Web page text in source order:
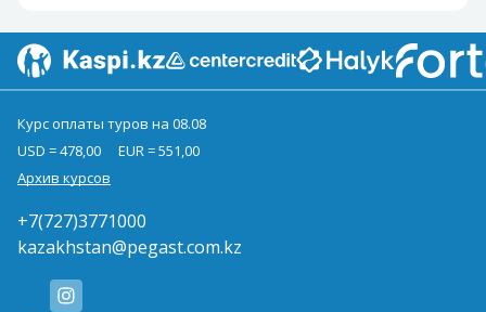
Курс оплаты туров на 08.08
USD = 478,00
EUR = 551,00
Архив курсов
+7(727)3771000
kazakhstan@pegast.com.kz